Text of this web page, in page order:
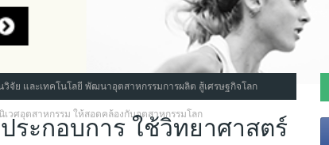
จัย และเทคโนโลยี พัฒนาอุตสาหกรรมการผลิต สู้เศรษฐกิจโลก
วศอุตสาหกรรม ให้สอดคล้องกับอุตสาหกรรมโลก
ระกอบการ ใช้วิทยาศาสตร์